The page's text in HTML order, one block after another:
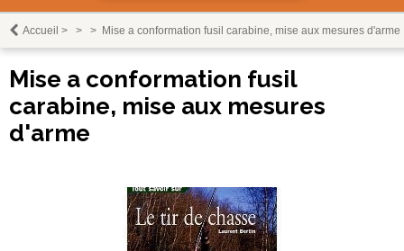
Accueil > > > Mise a conformation fusil carabine, mise aux mesures d'arme
Mise a conformation fusil
carabine, mise aux mesures
d'arme